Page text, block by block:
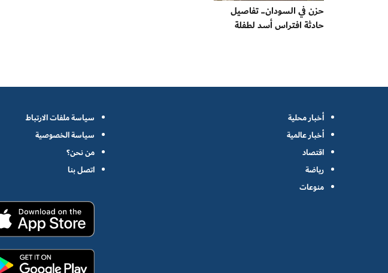
حزن في السودان.. تفاصيل
حادثة افتراس أسد لطفلة
أخبار محلية
أخبار عالمية
اقتصاد
رياضة
منوعات
سياسة ملفات الارتباط
سياسة الخصوصية
من نحن؟
اتصل بنا